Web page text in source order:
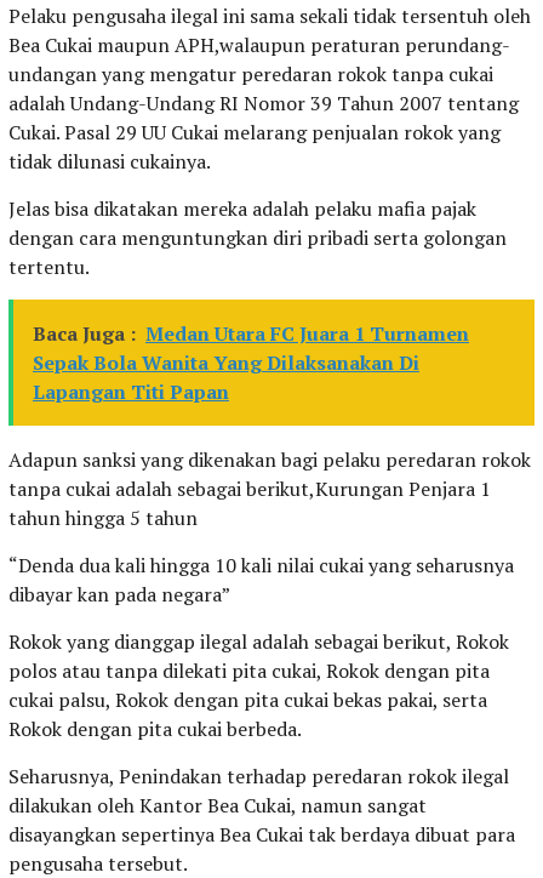
Pelaku pengusaha ilegal ini sama sekali tidak tersentuh oleh
Bea Cukai maupun APH,walaupun peraturan perundang-
undangan yang mengatur peredaran rokok tanpa cukai
adalah Undang-Undang RI Nomor 39 Tahun 2007 tentang
Cukai. Pasal 29 UU Cukai melarang penjualan rokok yang
tidak dilunasi cukainya.
Jelas bisa dikatakan mereka adalah pelaku mafia pajak
dengan cara menguntungkan diri pribadi serta golongan
tertentu.
Baca Juga : Medan Utara FC Juara 1 Turnamen
Sepak Bola Wanita Yang Dilaksanakan Di
Lapangan Titi Papan
Adapun sanksi yang dikenakan bagi pelaku peredaran rokok
tanpa cukai adalah sebagai berikut,Kurungan Penjara 1
tahun hingga 5 tahun
“Denda dua kali hingga 10 kali nilai cukai yang seharusnya
dibayar kan pada negara”
Rokok yang dianggap ilegal adalah sebagai berikut, Rokok
polos atau tanpa dilekati pita cukai, Rokok dengan pita
cukai palsu, Rokok dengan pita cukai bekas pakai, serta
Rokok dengan pita cukai berbeda.
Seharusnya, Penindakan terhadap peredaran rokok ilegal
dilakukan oleh Kantor Bea Cukai, namun sangat
disayangkan sepertinya Bea Cukai tak berdaya dibuat para
pengusaha tersebut.